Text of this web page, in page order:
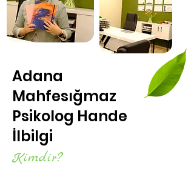
Adana
Mahfesığmaz
Psikolog Hande
İlbilgi
Kimdir?